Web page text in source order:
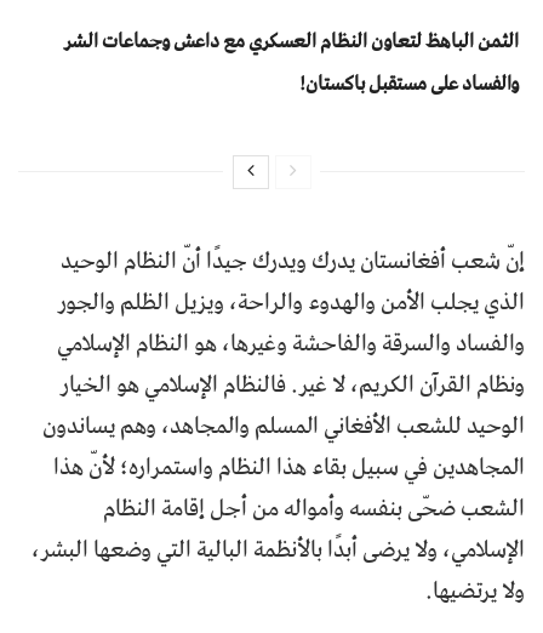
الثمن الباهظ لتعاون النظام العسكري مع داعش وجماعات الشر
والفساد على مستقبل باكستان!
إنّ شعب أفغانستان يدرك ويدرك جيدًا أنّ النظام الوحيد
الذي يجلب الأمن والهدوء والراحة، ويزيل الظلم والجور
والفساد والسرقة والفاحشة وغيرها، هو النظام الإسلامي
ونظام القرآن الكريم، لا غير. فالنظام الإسلامي هو الخيار
الوحيد للشعب الأفغاني المسلم والمجاهد، وهم يساندون
المجاهدين في سبيل بقاء هذا النظام واستمراره؛ لأنّ هذا
الشعب ضحّى بنفسه وأمواله من أجل إقامة النظام
الإسلامي، ولا يرضى أبدًا بالأنظمة البالية التي وضعها البشر،
ولا يرتضيها.